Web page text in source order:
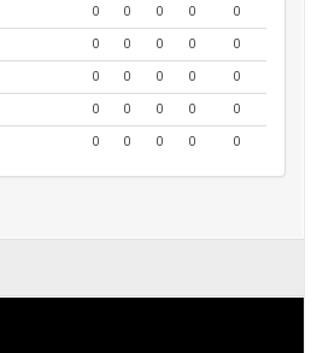
0 0 0 0
0
0 0 0 0
0
0 0 0 0
0
0 0 0 0
0
0 0 0 0 0